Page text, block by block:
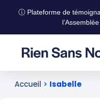
ⓘ Plateforme de
Accueil > Isabelle